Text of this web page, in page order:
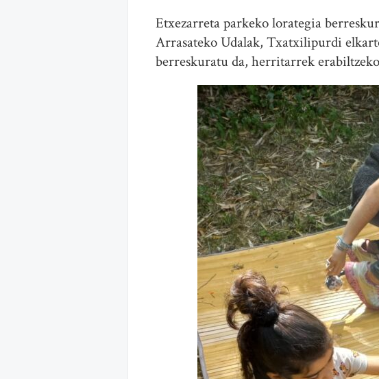
Etxezarreta parkeko lorategia
Arrasateko Udalak, Txatxilipurdi
berreskuratu da, herritarrek